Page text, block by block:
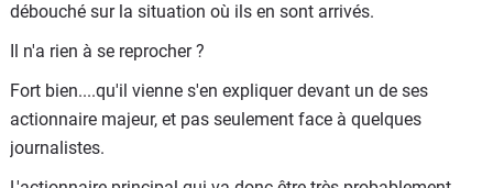
débouché sur la situation où ils en sont arrivés.
Il n'a rien à se reprocher ?
Fort bien....qu'il vienne s'en expliquer devant un de ses
actionnaire majeur, et pas seulement face à quelques
journalistes.